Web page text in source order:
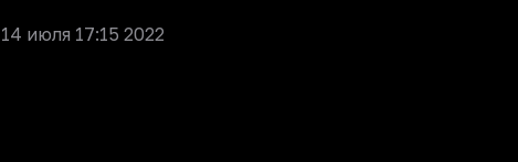
14 июля 17:15 2022